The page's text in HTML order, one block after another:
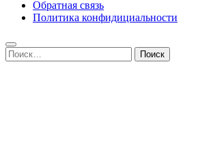
Обратная связь
Политика конфидициальности
Найти: